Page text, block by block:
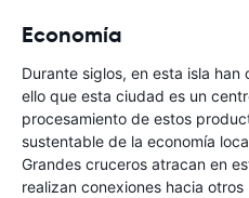
Economía
Durante siglos, en esta isla
ello que esta ciudad es un
procesamiento de estos
sustentable de la economía
Grandes cruceros atracan en
realizan conexiones hacia